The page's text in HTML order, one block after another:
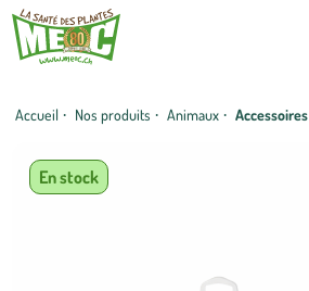
Accueil · Nos produits · Animaux · Accessoires
En stock